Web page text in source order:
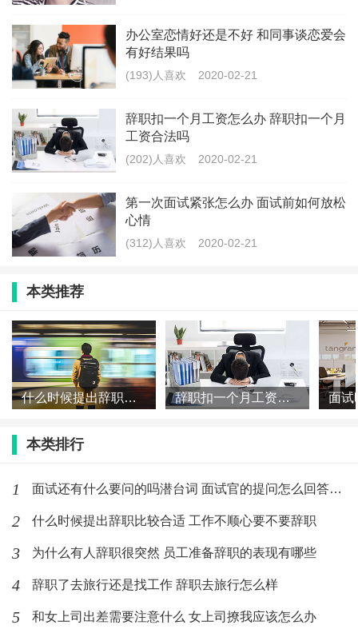
辞职。
3、员工离职前会收集个人在职时的信息以及整理私人物
品。
员工离职前收集个人信息，这是需要注意的一点，员工
会担心离职后，单位对自己在职时还未结清的薪资等福
利得不到保障，会收集一些个人的在职信息。除此之
外，员工还会整理自己的私人物品，工位的私人物品变
少，这些都是员工离职时的表现。
4、准点下班，拒绝加班。
奉献精神，甚至不会遵守公司的规章制度，或者迟到早
退。
总之，员工离职前都会或多或少有这些表现。
为什么现在的应届生比以前的人更容易辞职
对社会现实的认知，很多都是从网络上获取的，当第一
次踏上社会，好不容易有了自己的第一份工作，但是感
觉和自己想象中的差距过大，跳槽的冲动随时激发，结
果是一次不如一次，只能这样频繁的不断循环下去。
办公室恋情好还是不好 和同事谈恋爱会
有好结果吗
(193)人喜欢 2020-02-21
辞职扣一个月工资怎么办 辞职扣一个月
工资合法吗
(202)人喜欢 2020-02-21
第一次面试紧张怎么办 面试前如何放松
心情
(312)人喜欢 2020-02-21
本类推荐
什么时候提出辞职比较合适 工作不顺心要不要辞职 辞职扣一个月工资怎么办 辞职扣一个月工资合法吗
本类排行
1 面试还有什么要问的吗潜台词 面试官的提问怎么回答加分
2 什么时候提出辞职比较合适 工作不顺心要不要辞职
3 为什么有人辞职很突然 员工准备辞职的表现有哪些
4 辞职了去旅行还是找工作 辞职去旅行怎么样
5 和女上司出差需要注意什么 女上司撩我应该怎么办